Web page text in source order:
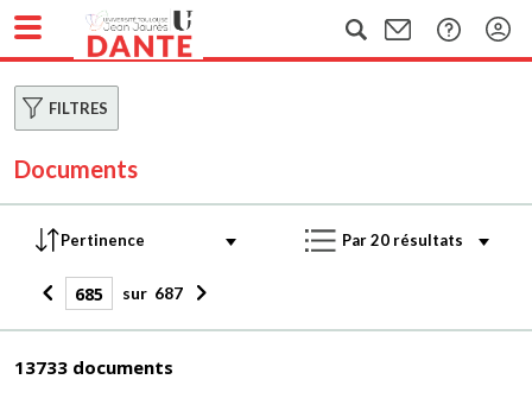
FILTRES
Documents
sur 687
13733 documents